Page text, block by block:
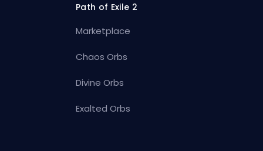
Path of Exile 2
Marketplace
Chaos Orbs
Divine Orbs
Exalted Orbs